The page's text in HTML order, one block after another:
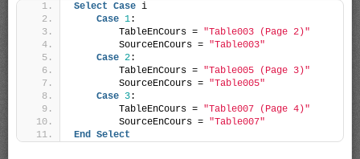
Select Case i
Case 1:
        TableEnCours =
"Table003 (Page 2)"
        SourceEnCours =
"Table003"
Case 2:
        TableEnCours =
"Table005 (Page 3)"
        SourceEnCours =
"Table005"
Case 3:
        TableEnCours =
"Table007 (Page 4)"
        SourceEnCours =
"Table007"
End Select